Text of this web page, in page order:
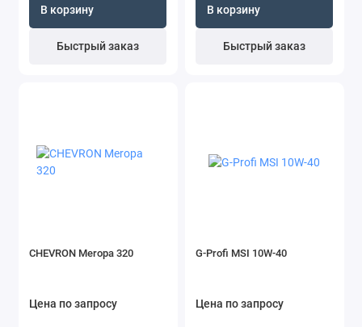
В корзину
Быстрый заказ
В корзину
Быстрый заказ
CHEVRON Meropa 320
Цена по запросу
G-Profi MSI 10W-40
Цена по запросу